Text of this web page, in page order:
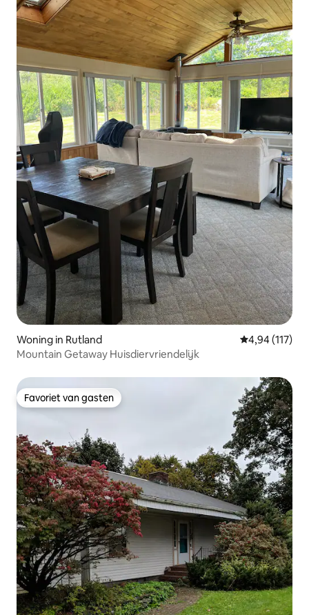
Woning in Rutland Gemiddelde
4,94 (117)
Mountain Getaway Huisdiervriendelijk
Favoriet van gasten
Favoriet van gasten